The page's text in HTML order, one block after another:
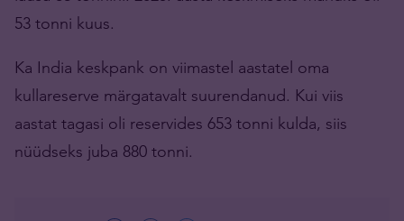
53 tonni kuus.
Ka India keskpank on viimastel aastatel oma
kullareserve märgatavalt suurendanud. Kui viis
aastat tagasi oli reservides 653 tonni kulda, siis
nüüdseks juba 880 tonni.